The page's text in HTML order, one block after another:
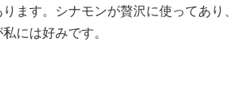
ます。シナモンが贅沢に使ってあり、
には好みです。